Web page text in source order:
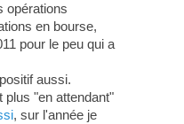
opérations
en bourse,
pour le peu qui a
aussi.
plus "en attendant"
, sur l'année je